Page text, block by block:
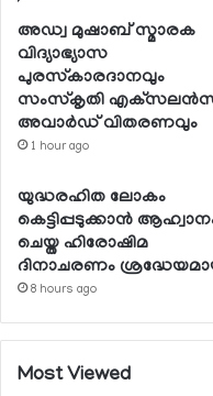
അഡ്വ മുഷാബ് സ്മാരക
വിദ്യാഭ്യാസ
പുരസ്‌കാരദാനവും
സംസ്‌കൃതി
അവാര്‍ഡ് വിതരണവും
1 hour ago
യുദ്ധരഹിത ലോകം
കെട്ടിപ്പടുക്കാന്‍
ചെയ്ത ഹിരോഷിമ
ദിനാചരണം
8 hours ago
Most Viewed